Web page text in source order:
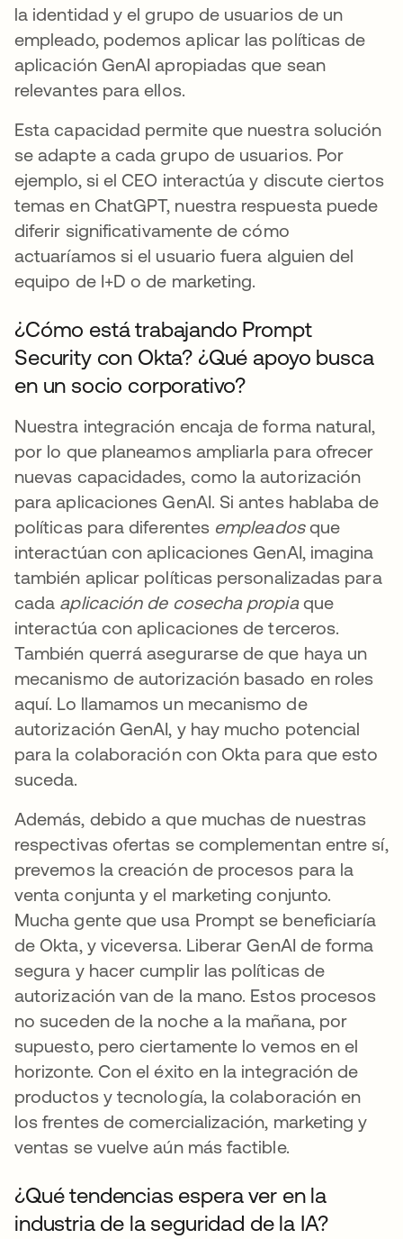
la identidad y el grupo de usuarios de un
empleado, podemos aplicar las políticas de
aplicación GenAI apropiadas que sean
relevantes para ellos.
Esta capacidad permite que nuestra solución
se adapte a cada grupo de usuarios. Por
ejemplo, si el CEO interactúa y discute ciertos
temas en ChatGPT, nuestra respuesta puede
diferir significativamente de cómo
actuaríamos si el usuario fuera alguien del
equipo de I+D o de marketing.
¿Cómo está trabajando Prompt
Security con Okta? ¿Qué apoyo busca
en un socio corporativo?
Nuestra integración encaja de forma natural,
por lo que planeamos ampliarla para ofrecer
nuevas capacidades, como la autorización
para aplicaciones GenAI. Si antes hablaba de
políticas para diferentes empleadosque
interactúan con aplicaciones GenAI, imagina
también aplicar políticas personalizadas para
cada aplicación de cosecha propiaque
interactúa con aplicaciones de terceros.
También querrá asegurarse de que haya un
mecanismo de autorización basado en roles
aquí. Lo llamamos un mecanismo de
autorización GenAI, y hay mucho potencial
para la colaboración con Okta para que esto
suceda.
Además, debido a que muchas de nuestras
respectivas ofertas se complementan entre sí,
prevemos la creación de procesos para la
venta conjunta y el marketing conjunto.
Mucha gente que usa Prompt se beneficiaría
de Okta, y viceversa. Liberar GenAI de forma
segura y hacer cumplir las políticas de
autorización van de la mano. Estos procesos
no suceden de la noche a la mañana, por
supuesto, pero ciertamente lo vemos en el
horizonte. Con el éxito en la integración de
productos y tecnología, la colaboración en
los frentes de comercialización, marketing y
ventas se vuelve aún más factible.
¿Qué tendencias espera ver en la
industria de la seguridad de la IA?